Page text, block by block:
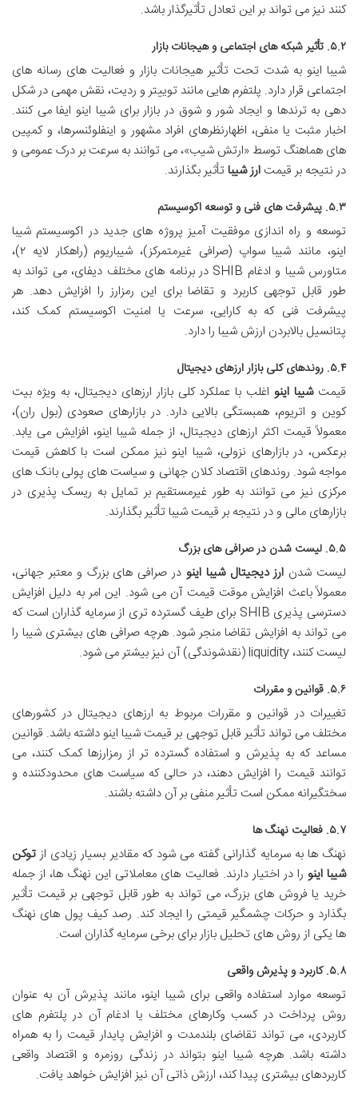
کنند نیز می تواند بر این تعادل تأثیرگذار باشد.
۵.۲. تأثیر شبکه های اجتماعی و هیجانات بازار
شیبا اینو به شدت تحت تأثیر هیجانات بازار و فعالیت های رسانه های
اجتماعی قرار دارد. پلتفرم هایی مانند توییتر و ردیت، نقش مهمی در شکل
دهی به ترندها و ایجاد شور و شوق در بازار برای شیبا اینو ایفا می کنند.
اخبار مثبت یا منفی، اظهارنظرهای افراد مشهور و اینفلوئنسرها، و کمپین
های هماهنگ توسط «ارتش شیب»، می توانند به سرعت بر درک عمومی و
در نتیجه بر قیمت ارز شیبا تأثیر بگذارند.
۵.۳. پیشرفت های فنی و توسعه اکوسیستم
توسعه و راه اندازی موفقیت آمیز پروژه های جدید در اکوسیستم شیبا
اینو، مانند شیبا سواپ (صرافی غیرمتمرکز)، شیباریوم (راهکار لایه ۲)،
متاورس شیبا و ادغام SHIB در برنامه های مختلف دیفای، می تواند به
طور قابل توجهی کاربرد و تقاضا برای این رمزارز را افزایش دهد. هر
پیشرفت فنی که به کارایی، سرعت یا امنیت اکوسیستم کمک کند،
پتانسیل بالابردن ارزش شیبا را دارد.
۵.۴. روندهای کلی بازار ارزهای دیجیتال
قیمتشیبا اینو اغلب با عملکرد کلی بازار ارزهای دیجیتال، به ویژه بیت
کوین و اتریوم، همبستگی بالایی دارد. در بازارهای صعودی (بول ران)،
معمولاً قیمت اکثر ارزهای دیجیتال، از جمله شیبا اینو، افزایش می یابد.
برعکس، در بازارهای نزولی، شیبا اینو نیز ممکن است با کاهش قیمت
مواجه شود. روندهای اقتصاد کلان جهانی و سیاست های پولی بانک های
مرکزی نیز می توانند به طور غیرمستقیم بر تمایل به ریسک پذیری در
بازارهای مالی و در نتیجه بر قیمت شیبا تأثیر بگذارند.
۵.۵. لیست شدن در صرافی های بزرگ
لیست شدن ارز دیجیتال شیبا اینو در صرافی های بزرگ و معتبر جهانی،
معمولاً باعث افزایش موقت قیمت آن می شود. این امر به دلیل افزایش
دسترسی پذیری SHIB برای طیف گسترده تری از سرمایه گذاران است که
می تواند به افزایش تقاضا منجر شود. هرچه صرافی های بیشتری شیبا را
لیست کنند، liquidity (نقدشوندگی) آن نیز بیشتر می شود.
۵.۶. قوانین و مقررات
تغییرات در قوانین و مقررات مربوط به ارزهای دیجیتال در کشورهای
مختلف می تواند تأثیر قابل توجهی بر قیمت شیبا اینو داشته باشد. قوانین
مساعد که به پذیرش و استفاده گسترده تر از رمزارزها کمک کنند، می
توانند قیمت را افزایش دهند، در حالی که سیاست های محدودکننده و
سختگیرانه ممکن است تأثیر منفی بر آن داشته باشند.
۵.۷. فعالیت نهنگ ها
نهنگ ها به سرمایه گذارانی گفته می شود که مقادیر بسیار زیادی از توکن
شیبا اینو را در اختیار دارند. فعالیت های معاملاتی این نهنگ ها، از جمله
خرید یا فروش های بزرگ، می تواند به طور قابل توجهی بر قیمت تأثیر
بگذارد و حرکات چشمگیر قیمتی را ایجاد کند. رصد کیف پول های نهنگ
ها یکی از روش های تحلیل بازار برای برخی سرمایه گذاران است.
۵.۸. کاربرد و پذیرش واقعی
توسعه موارد استفاده واقعی برای شیبا اینو، مانند پذیرش آن به عنوان
روش پرداخت در کسب وکارهای مختلف یا ادغام آن در پلتفرم های
کاربردی، می تواند تقاضای بلندمدت و افزایش پایدار قیمت را به همراه
داشته باشد. هرچه شیبا اینو بتواند در زندگی روزمره و اقتصاد واقعی
کاربردهای بیشتری پیدا کند، ارزش ذاتی آن نیز افزایش خواهد یافت.